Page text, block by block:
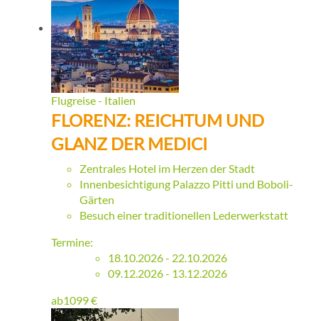
Flugreise - Italien
FLORENZ: REICHTUM UND
GLANZ DER MEDICI
Zentrales Hotel im Herzen der Stadt
Innenbesichtigung Palazzo Pitti und Boboli-
Gärten
Besuch einer traditionellen Lederwerkstatt
Termine:
18.10.2026 - 22.10.2026
09.12.2026 - 13.12.2026
ab1099€